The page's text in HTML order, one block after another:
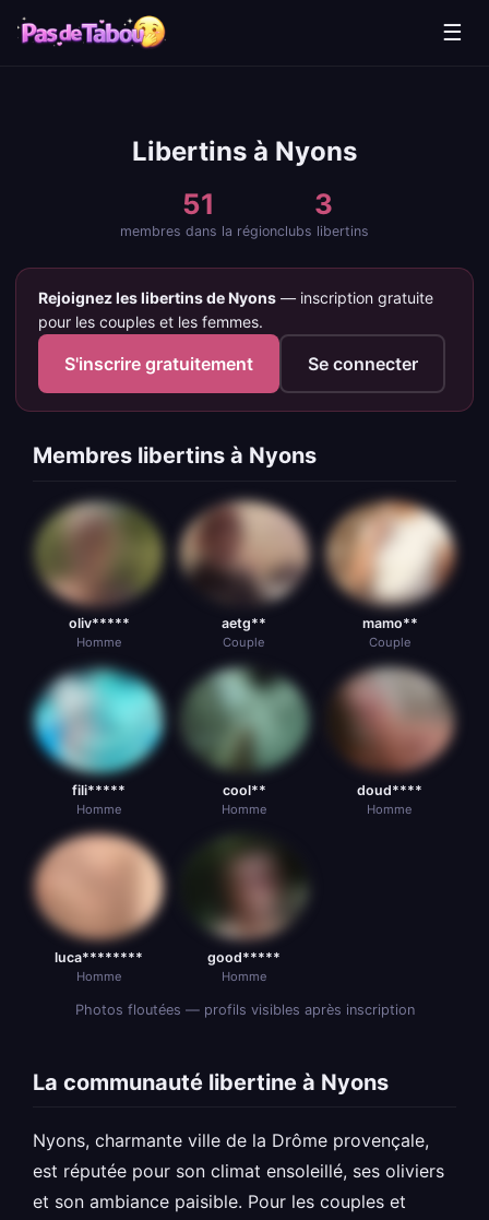
☰
Libertins à Nyons
51
membres dans la région
3
clubs libertins
Rejoignez les libertins de Nyons — inscription gratuite
pour les couples et les femmes.
S'inscrire gratuitement Se connecter
Membres libertins à Nyons
oliv*****
Homme
aetg**
Couple
mamo**
Couple
fili*****
Homme
cool**
Homme
doud****
Homme
luca********
Homme
good*****
Homme
Photos floutées — profils visibles après inscription
La communauté libertine à Nyons
Nyons, charmante ville de la Drôme provençale,
est réputée pour son climat ensoleillé, ses oliviers
et son ambiance paisible. Pour les couples et